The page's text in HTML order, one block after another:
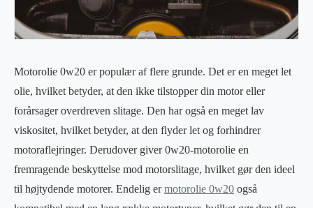
Motorolie 0w20 er populær af flere grunde. Det er en meget let
olie, hvilket betyder, at den ikke tilstopper din motor eller
forårsager overdreven slitage. Den har også en meget lav
viskositet, hvilket betyder, at den flyder let og forhindrer
motoraflejringer. Derudover giver 0w20-motorolie en
fremragende beskyttelse mod motorslitage, hvilket gør den ideel
til højtydende motorer. Endelig ermotorolie 0w20 også